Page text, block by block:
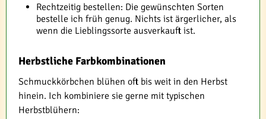
Rechtzeitig bestellen: Die gewünschten Sorten
bestelle ich früh genug. Nichts ist ärgerlicher, als
wenn die Lieblingssorte ausverkauft ist.
Herbstliche Farbkombinationen
Schmuckkörbchen blühen oft bis weit in den Herbst
hinein. Ich kombiniere sie gerne mit typischen
Herbstblühern: